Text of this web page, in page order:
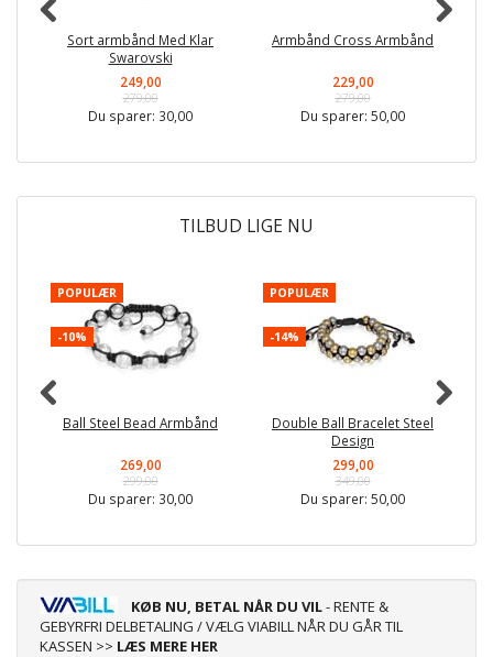
Sort armbånd Med Klar
Swarovski
249,00
279,00
Du sparer: 30,00
Armbånd Cross Armbånd
229,00
279,00
Du sparer: 50,00
TILBUD LIGE NU
POPULÆR
-10%
Ball Steel Bead Armbånd
269,00
299,00
Du sparer: 30,00
POPULÆR
-14%
Double Ball Bracelet Steel
Design
299,00
349,00
Du sparer: 50,00
KØB NU, BETAL NÅR DU VIL- RENTE &
GEBYRFRI DELBETALING / VÆLG VIABILL NÅR DU GÅR TIL
KASSEN >> LÆS MERE HER